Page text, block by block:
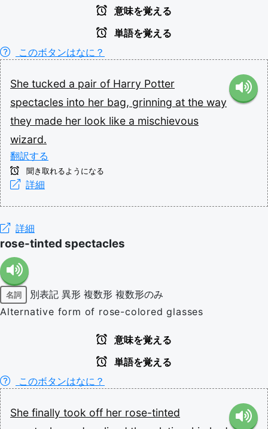
意味を覚える
単語を覚える
このボタンはなに？
She tucked a pair of Harry Potter
spectacles into her bag, grinning at the way
they made her look like a mischievous
wizard.
翻訳する
聞き取れるようになる
詳細
詳細
rose-tinted spectacles
名詞 別表記 異形 複数形 複数形のみ
Alternative form of rose-colored glasses
意味を覚える
単語を覚える
このボタンはなに？
She finally took off her rose-tinted